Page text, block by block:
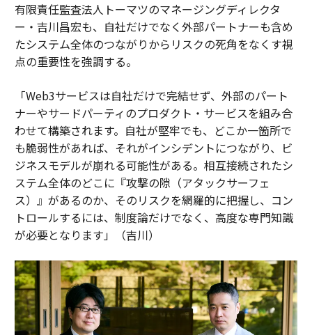
有限責任監査法人トーマツのマネージングディレクタ
ー・吉川昌宏も、自社だけでなく外部パートナーも含め
たシステム全体のつながりからリスクの死角をなくす視
点の重要性を強調する。
「Web3サービスは自社だけで完結せず、外部のパート
ナーやサードパーティのプロダクト・サービスを組み合
わせて構築されます。自社が堅牢でも、どこか一箇所で
も脆弱性があれば、それがインシデントにつながり、ビ
ジネスモデルが崩れる可能性がある。相互接続されたシ
ステム全体のどこに『攻撃の隙（アタックサーフェ
ス）』があるのか、そのリスクを網羅的に把握し、コン
トロールするには、制度論だけでなく、高度な専門知識
が必要となります」（吉川）